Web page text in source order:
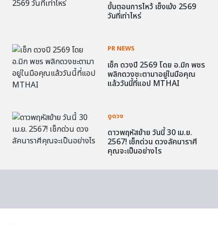
ขั้นตอนการไหว้ เช็งเม้ง 2569
วันที่เท่าไหร่
PR NEWS
เช็ก ดวงปี 2569 โดย อ.มิก พชร
พลิกดวงชะตามาอยู่ในมือคุณ
แล้ววันนี้ที่แอป MTHAI
ดูดวง
ดาวพฤหัสย้าย วันนี้ 30 เม.ย.
2567! เช็กด่วน ดวงลัคนาราศี
คุณจะเป็นอย่างไร